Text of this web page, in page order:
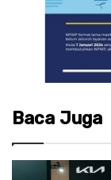
Baca Juga